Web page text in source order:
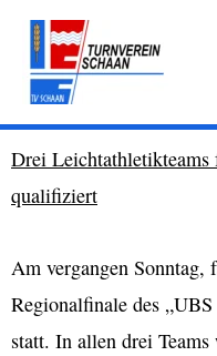
Zum
Inhalt
springen
Drei Leichtathletikteams
qualifiziert
Am vergangen
Regionalfinale des
statt. In allen drei